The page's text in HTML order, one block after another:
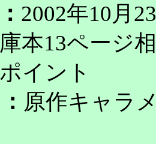
2002年10月
本13ページ
イント
原作キャラ